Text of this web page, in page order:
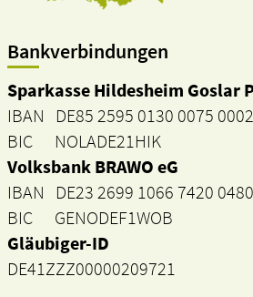
Bankverbindungen
Sparkasse Hildesheim Goslar
IBAN DE85 2595 0130 0075
BIC NOLADE21HIK
Volksbank BRAWO eG
IBAN DE23 2699 1066 7420
BIC GENODEF1WOB
Gläubiger-ID
DE41ZZZ00000209721